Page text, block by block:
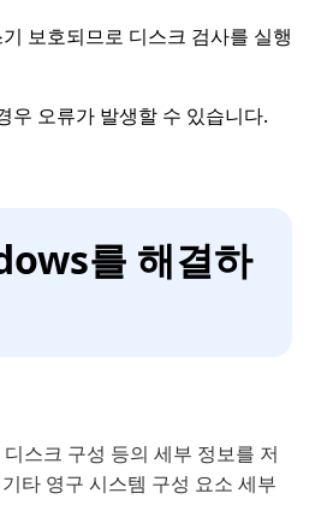
보호되므로 디스크 검사를 실행
우 오류가 발생할 수 있습니다.
를 해결하
스크 구성 등의 세부 정보를 저
타 영구 시스템 구성 요소 세부